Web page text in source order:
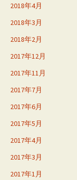
2018年4月
2018年3月
2018年2月
2017年12月
2017年11月
2017年7月
2017年6月
2017年5月
2017年4月
2017年3月
2017年1月